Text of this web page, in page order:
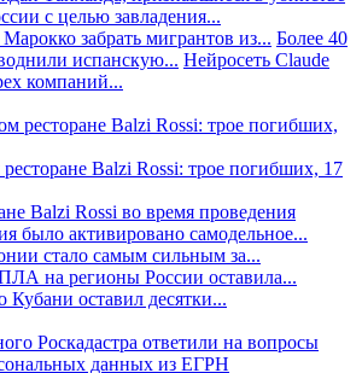
с целью завладения...
забрать мигрантов из... Более 40
испанскую... Нейросеть Claude
компаний...
Balzi Rossi: трое погибших, 17
Balzi Rossi во время проведения
было активировано самодельное...
стало самым сильным за...
на регионы России оставила...
оставил десятки...